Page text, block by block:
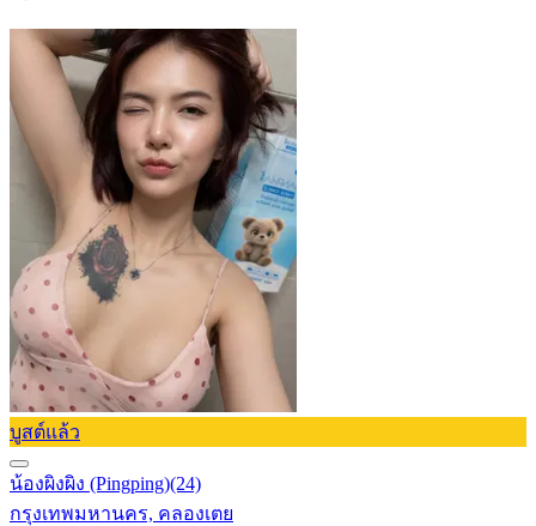
บูสต์แล้ว
น้องผิงผิง (Pingping)(24)
กรุงเทพมหานคร, คลองเตย